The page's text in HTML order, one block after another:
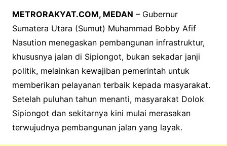
METRORAKYAT.COM, MEDAN – Gubernur
Sumatera Utara (Sumut) Muhammad Bobby Afif
Nasution menegaskan pembangunan infrastruktur,
khususnya jalan di Sipiongot, bukan sekadar janji
politik, melainkan kewajiban pemerintah untuk
memberikan pelayanan terbaik kepada masyarakat.
Setelah puluhan tahun menanti, masyarakat Dolok
Sipiongot dan sekitarnya kini mulai merasakan
terwujudnya pembangunan jalan yang layak.